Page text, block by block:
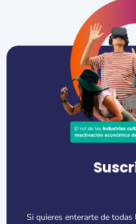
Si quieres enterarte de